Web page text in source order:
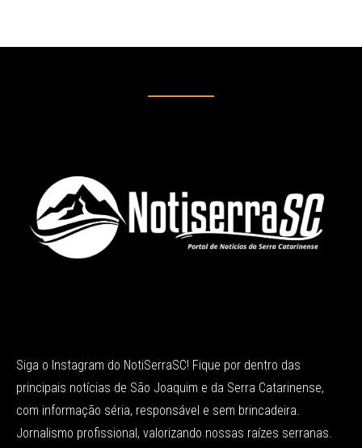
Siga o Instagram do NotiSerraSC! Fique por dentro das
principais notícias de São Joaquim e da Serra Catarinense,
com informação séria, responsável e sem brincadeira.
Jornalismo profissional, valorizando nossas raízes serranas.